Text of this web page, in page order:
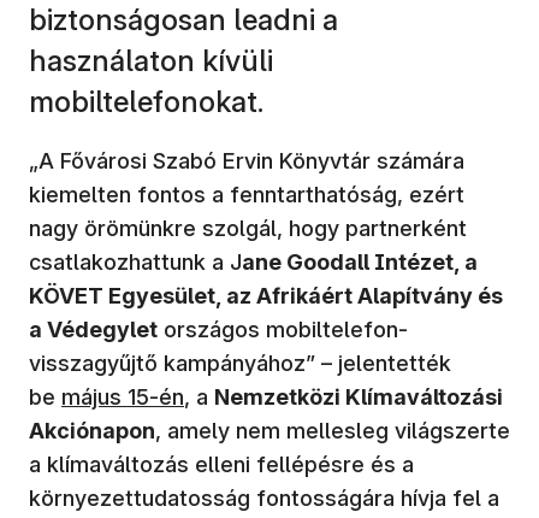
biztonságosan leadni a
használaton kívüli
mobiltelefonokat.
„A Fővárosi Szabó Ervin Könyvtár számára
kiemelten fontos a fenntarthatóság, ezért
nagy örömünkre szolgál, hogy partnerként
csatlakozhattunk a Jane Goodall Intézet, a
KÖVET Egyesület, az Afrikáért Alapítvány és
a Védegylet országos mobiltelefon-
visszagyűjtő kampányához” – jelentették
be május 15-én, a Nemzetközi Klímaváltozási
Akciónapon, amely nem mellesleg világszerte
a klímaváltozás elleni fellépésre és a
környezettudatosság fontosságára hívja fel a